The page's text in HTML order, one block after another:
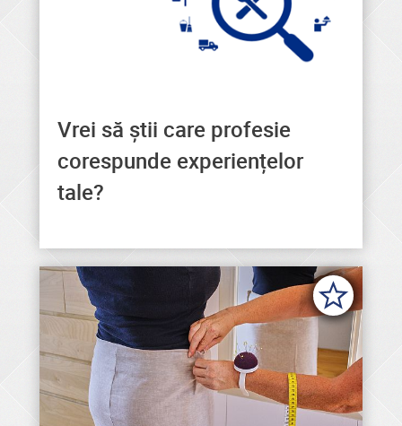
Vrei să știi care profesie
corespunde experiențelor
tale?
Aici găsești profesia
compatibilă cu experiențele